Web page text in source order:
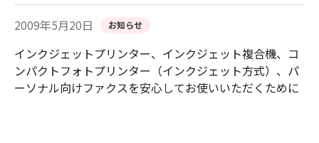
2009年5月20日 お知らせ
インクジェットプリンター、インクジェット複合機、コ
ンパクトフォトプリンター（インクジェット方式）、パ
ーソナル向けファクスを安心してお使いいただくために